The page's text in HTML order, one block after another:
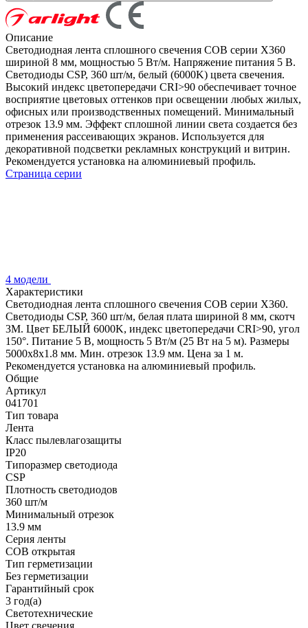
Описание
Светодиодная лента сплошного свечения COB серии X360
шириной 8 мм, мощностью 5 Вт/м. Напряжение питания 5 В.
Светодиоды CSP, 360 шт/м, белый (6000K) цвета свечения.
Высокий индекс цветопередачи CRI>90 обеспечивает точное
восприятие цветовых оттенков при освещении любых жилых,
офисных или производственных помещений. Минимальный
отрезок 13.9 мм. Эффект сплошной линии света создается без
применения рассеивающих экранов. Используется для
декоративной подсветки рекламных конструкций и витрин.
Рекомендуется установка на алюминиевый профиль.
Страница серии
4 модели
Характеристики
Светодиодная лента сплошного свечения COB серии X360.
Светодиоды CSP, 360 шт/м, белая плата шириной 8 мм, скотч
3M. Цвет БЕЛЫЙ 6000K, индекс цветопередачи CRI>90, угол
150°. Питание 5 В, мощность 5 Вт/м (25 Вт на 5 м). Размеры
5000х8х1.8 мм. Мин. отрезок 13.9 мм. Цена за 1 м.
Рекомендуется установка на алюминиевый профиль.
Общие
Артикул
041701
Тип товара
Лента
Класс пылевлагозащиты
IP20
Типоразмер светодиода
CSP
Плотность светодиодов
360 шт/м
Минимальный отрезок
13.9 мм
Серия ленты
COB открытая
Тип герметизации
Без герметизации
Гарантийный срок
3 год(а)
Светотехнические
Цвет свечения